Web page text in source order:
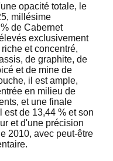
opacité totale, le
millésime
de Cabernet
exclusivement
et concentré,
de graphite, de
et de mine de
il est ample,
en milieu de
et une finale
de 13,44 % et son
et d'une précision
2010, avec peut-être